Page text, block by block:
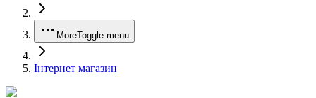
MoreToggle menu
Інтернет магазин